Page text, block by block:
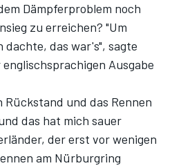
Dämpferproblem noch
zu erreichen? "Um
das war's", sagte
Ausgabe
und das Rennen
das hat mich sauer
der erst vor wenigen
am Nürburgring